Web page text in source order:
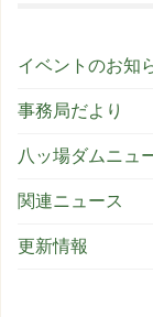
イベントのお知
事務局だより
八ッ場ダムニュ
関連ニュース
更新情報